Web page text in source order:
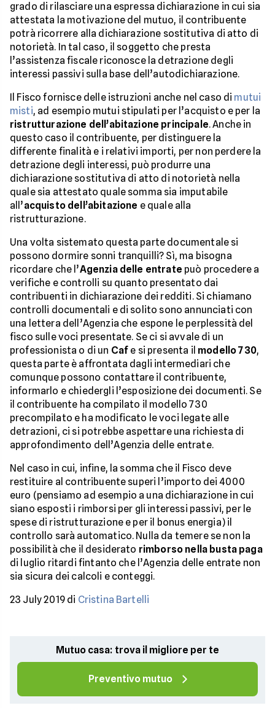
grado di rilasciare una espressa dichiarazione in cui sia
attestata la motivazione del mutuo, il contribuente
potrà ricorrere alla dichiarazione sostitutiva di atto di
notorietà. In tal caso, il soggetto che presta
l’assistenza fiscale riconosce la detrazione degli
interessi passivi sulla base dell’autodichiarazione.
Il Fisco fornisce delle istruzioni anche nel caso di mutui
misti, ad esempio mutui stipulati per l’acquisto e per la
ristrutturazione dell’abitazione principale. Anche in
questo caso il contribuente, per distinguere la
differente finalità e i relativi importi, per non perdere la
detrazione degli interessi, può produrre una
dichiarazione sostitutiva di atto di notorietà nella
quale sia attestato quale somma sia imputabile
all’acquisto dell’abitazione e quale alla
ristrutturazione.
Una volta sistemato questa parte documentale si
possono dormire sonni tranquilli? Sì, ma bisogna
ricordare che l’Agenzia delle entrate può procedere a
verifiche e controlli su quanto presentato dai
contribuenti in dichiarazione dei redditi. Si chiamano
controlli documentali e di solito sono annunciati con
una lettera dell’Agenzia che espone le perplessità del
fisco sulle voci presentate. Se ci si avvale di un
professionista o di un Caf e si presenta il modello 730,
questa parte è affrontata dagli intermediari che
comunque possono contattare il contribuente,
informarlo e chiedergli l’esposizione dei documenti. Se
il contribuente ha compilato il modello 730
precompilato e ha modificato le voci legate alle
detrazioni, ci si potrebbe aspettare una richiesta di
approfondimento dell’Agenzia delle entrate.
Nel caso in cui, infine, la somma che il Fisco deve
restituire al contribuente superi l’importo dei 4000
euro (pensiamo ad esempio a una dichiarazione in cui
siano esposti i rimborsi per gli interessi passivi, per le
spese di ristrutturazione e per il bonus energia) il
controllo sarà automatico. Nulla da temere se non la
possibilità che il desiderato rimborso nella busta paga
di luglio ritardi fintanto che l’Agenzia delle entrate non
sia sicura dei calcoli e conteggi.
23 July 2019 di Cristina Bartelli
Mutuo casa: trova il migliore per te
Preventivo mutuo